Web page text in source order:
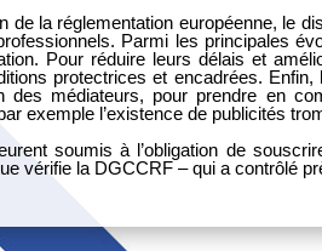
de la réglementation européenne, le
Parmi les principales
Pour réduire leurs délais et
protectrices et encadrées.
des médiateurs, pour prendre en
exemple l’existence de publicités
soumis à l’obligation de
vérifie la DGCCRF – qui a contrôlé